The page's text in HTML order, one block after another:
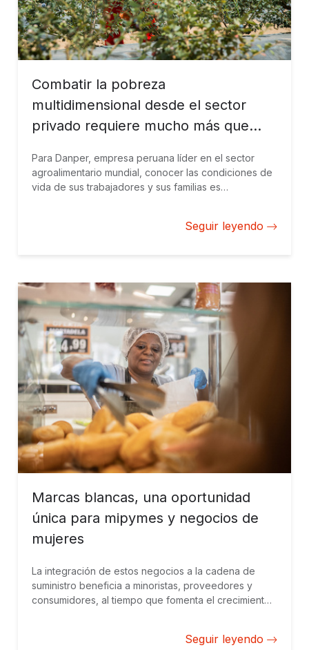
Combatir la pobreza
multidimensional desde el sector
privado requiere mucho más que
Para Danper, empresa peruana líder en el sector
agroalimentario mundial, conocer las condiciones de
vida de sus trabajadores y sus familias es
Seguir leyendo
Marcas blancas, una oportunidad
única para mipymes y negocios de
mujeres
La integración de estos negocios a la cadena de
suministro beneficia a minoristas, proveedores y
consumidores, al tiempo que fomenta el crecimiento
Seguir leyendo